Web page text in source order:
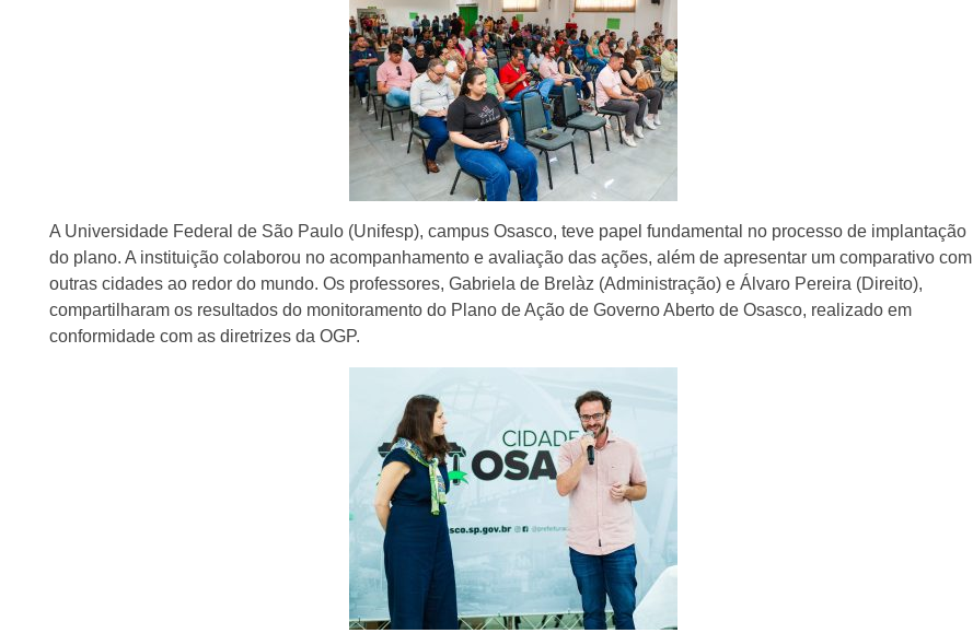
A Universidade Federal de São Paulo (Unifesp), campus Osasco, teve papel fundamental no processo de implantação
do plano. A instituição colaborou no acompanhamento e avaliação das ações, além de apresentar um comparativo com
outras cidades ao redor do mundo. Os professores, Gabriela de Brelàz (Administração) e Álvaro Pereira (Direito),
compartilharam os resultados do monitoramento do Plano de Ação de Governo Aberto de Osasco, realizado em
conformidade com as diretrizes da OGP.